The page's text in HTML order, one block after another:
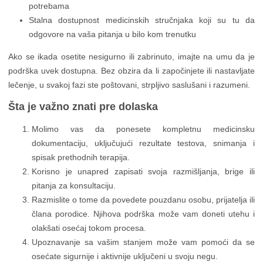
potrebama
Stalna dostupnost medicinskih stručnjaka koji su tu da
odgovore na vaša pitanja u bilo kom trenutku
Ako se ikada osetite nesigurno ili zabrinuto, imajte na umu da je
podrška uvek dostupna. Bez obzira da li započinjete ili nastavljate
lečenje, u svakoj fazi ste poštovani, strpljivo saslušani i razumeni.
Šta je važno znati pre dolaska
Molimo vas da ponesete kompletnu medicinsku
dokumentaciju, uključujući rezultate testova, snimanja i
spisak prethodnih terapija.
Korisno je unapred zapisati svoja razmišljanja, brige ili
pitanja za konsultaciju.
Razmislite o tome da povedete pouzdanu osobu, prijatelja ili
člana porodice. Njihova podrška može vam doneti utehu i
olakšati osećaj tokom procesa.
Upoznavanje sa vašim stanjem može vam pomoći da se
osećate sigurnije i aktivnije uključeni u svoju negu.